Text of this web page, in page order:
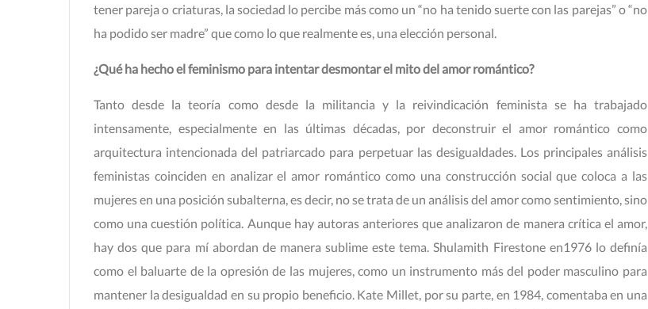
tener pareja o criaturas, la sociedad lo percibe más como un “no ha tenido suerte con las parejas” o “no
ha podido ser madre” que como lo que realmente es, una elección personal.
¿Qué ha hecho el feminismo para intentar desmontar el mito del amor romántico?
Tanto desde la teoría como desde la militancia y la reivindicación feminista se ha trabajado
intensamente, especialmente en las últimas décadas, por deconstruir el amor romántico como
arquitectura intencionada del patriarcado para perpetuar las desigualdades. Los principales análisis
feministas coinciden en analizar el amor romántico como una construcción social que coloca a las
mujeres en una posición subalterna, es decir, no se trata de un análisis del amor como sentimiento, sino
como una cuestión política. Aunque hay autoras anteriores que analizaron de manera crítica el amor,
hay dos que para mí abordan de manera sublime este tema. Shulamith Firestone en1976 lo definía
como el baluarte de la opresión de las mujeres, como un instrumento más del poder masculino para
mantener la desigualdad en su propio beneficio. Kate Millet, por su parte, en 1984, comentaba en una